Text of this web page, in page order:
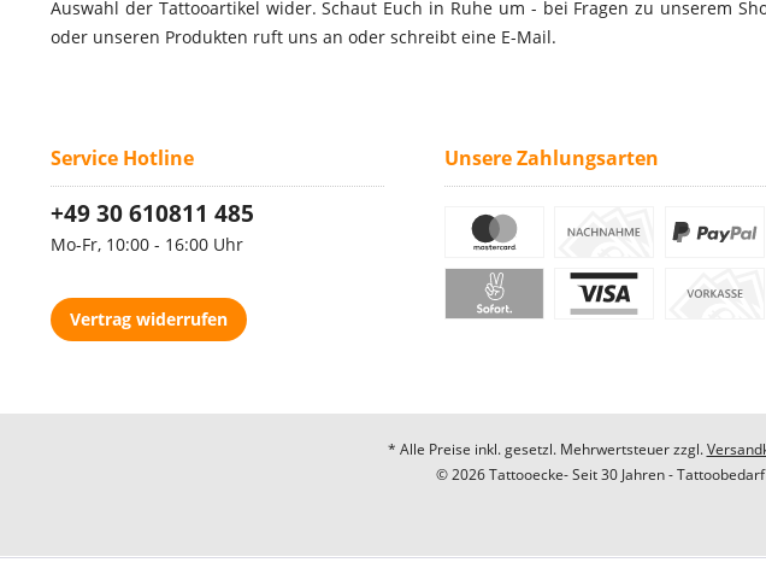
Auswahl der Tattooartikel wider. Schaut Euch in Ruhe um - bei Fragen zu unserem
oder unseren Produkten ruft uns an oder schreibt eine E-Mail.
Service Hotline
+49 30 610811 485
Mo-Fr, 10:00 - 16:00 Uhr
Vertrag widerrufen
Unsere Zahlungsarten
* Alle Preise inkl. gesetzl. Mehrwertsteuer zzgl.
© 2026 Tattooecke- Seit 30 Jahren -